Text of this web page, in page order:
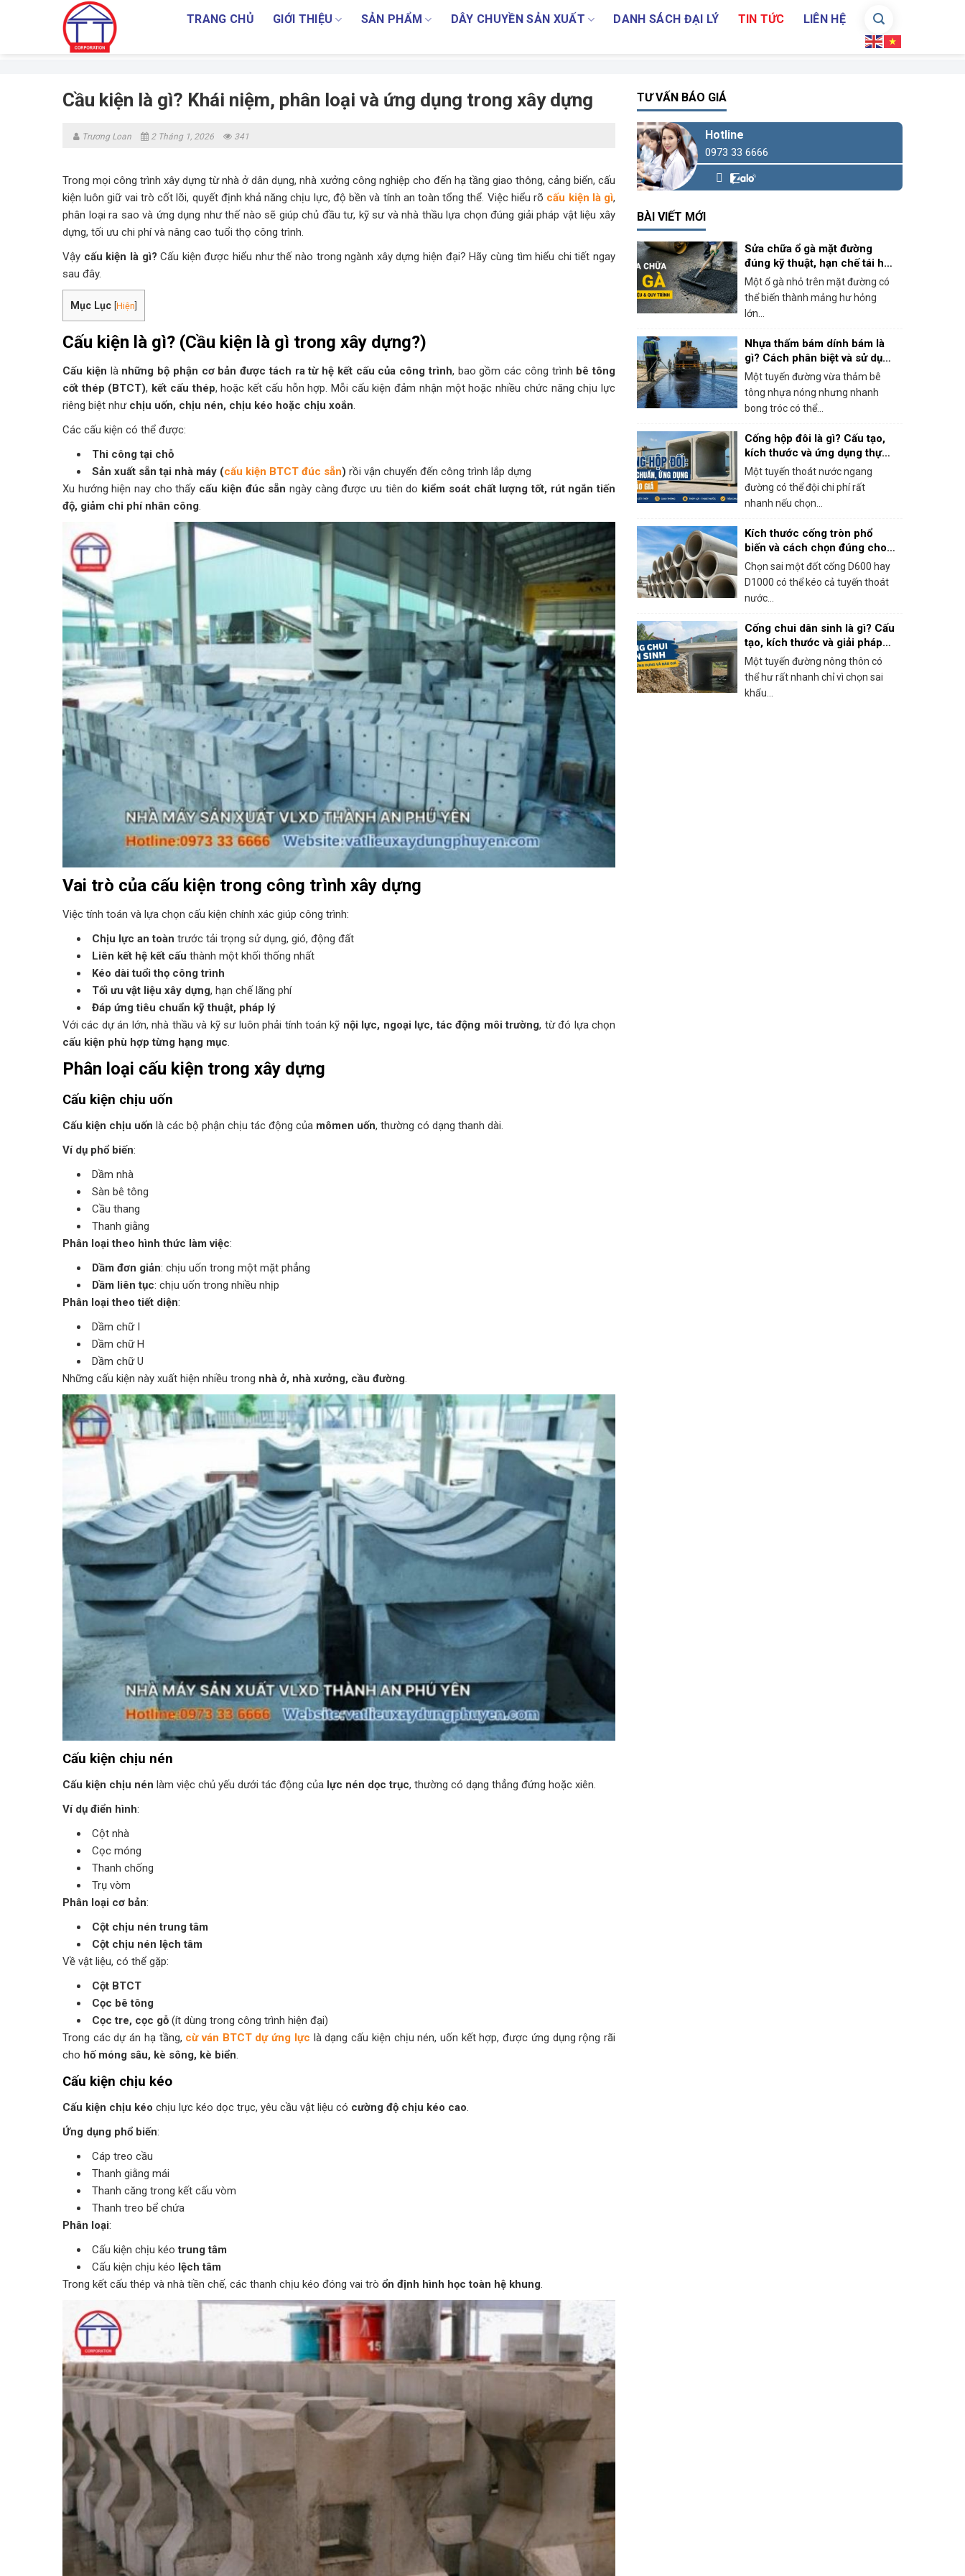
TRANG CHỦ GIỚI THIỆU SẢN PHẨM DÂY CHUYỀN SẢN XUẤT DANH SÁCH ĐẠI LÝ TIN TỨC LIÊN HỆ
Cầu kiện là gì? Khái niệm, phân loại và ứng dụng trong xây dựng
Trương Loan 2 Tháng 1, 2026 341
Trong mọi công trình xây dựng từ nhà ở dân dụng, nhà xưởng công nghiệp cho đến hạ tầng giao thông, cảng biển, cấu
kiện luôn giữ vai trò cốt lõi, quyết định khả năng chịu lực, độ bền và tính an toàn tổng thể. Việc hiểu rõ cấu kiện là gì,
phân loại ra sao và ứng dụng như thế nào sẽ giúp chủ đầu tư, kỹ sư và nhà thầu lựa chọn đúng giải pháp vật liệu xây
dựng, tối ưu chi phí và nâng cao tuổi thọ công trình.
Vậy cấu kiện là gì? Cấu kiện được hiểu như thế nào trong ngành xây dựng hiện đại? Hãy cùng tìm hiểu chi tiết ngay
sau đây.
Mục Lục [Hiện]
Cấu kiện là gì? (Cầu kiện là gì trong xây dựng?)
Cấu kiện là những bộ phận cơ bản được tách ra từ hệ kết cấu của công trình, bao gồm các công trình bê tông
cốt thép (BTCT), kết cấu thép, hoặc kết cấu hỗn hợp. Mỗi cấu kiện đảm nhận một hoặc nhiều chức năng chịu lực
riêng biệt như chịu uốn, chịu nén, chịu kéo hoặc chịu xoắn.
Các cấu kiện có thể được:
Thi công tại chỗ
Sản xuất sẵn tại nhà máy (cấu kiện BTCT đúc sẵn) rồi vận chuyển đến công trình lắp dựng
Xu hướng hiện nay cho thấy cấu kiện đúc sẵn ngày càng được ưu tiên do kiểm soát chất lượng tốt, rút ngắn tiến
độ, giảm chi phí nhân công.
Vai trò của cấu kiện trong công trình xây dựng
Việc tính toán và lựa chọn cấu kiện chính xác giúp công trình:
Chịu lực an toàn trước tải trọng sử dụng, gió, động đất
Liên kết hệ kết cấu thành một khối thống nhất
Kéo dài tuổi thọ công trình
Tối ưu vật liệu xây dựng, hạn chế lãng phí
Đáp ứng tiêu chuẩn kỹ thuật, pháp lý
Với các dự án lớn, nhà thầu và kỹ sư luôn phải tính toán kỹ nội lực, ngoại lực, tác động môi trường, từ đó lựa chọn
cấu kiện phù hợp từng hạng mục.
Phân loại cấu kiện trong xây dựng
Cấu kiện chịu uốn
Cấu kiện chịu uốn là các bộ phận chịu tác động của mômen uốn, thường có dạng thanh dài.
Ví dụ phổ biến:
Dầm nhà
Sàn bê tông
Cầu thang
Thanh giằng
Phân loại theo hình thức làm việc:
Dầm đơn giản: chịu uốn trong một mặt phẳng
Dầm liên tục: chịu uốn trong nhiều nhịp
Phân loại theo tiết diện:
Dầm chữ I
Dầm chữ H
Dầm chữ U
Những cấu kiện này xuất hiện nhiều trong nhà ở, nhà xưởng, cầu đường.
Cấu kiện chịu nén
Cấu kiện chịu nén làm việc chủ yếu dưới tác động của lực nén dọc trục, thường có dạng thẳng đứng hoặc xiên.
Ví dụ điển hình:
Cột nhà
Cọc móng
Thanh chống
Trụ vòm
Phân loại cơ bản:
Cột chịu nén trung tâm
Cột chịu nén lệch tâm
Về vật liệu, có thể gặp:
Cột BTCT
Cọc bê tông
Cọc tre, cọc gỗ(ít dùng trong công trình hiện đại)
Trong các dự án hạ tầng, cừ ván BTCT dự ứng lực là dạng cấu kiện chịu nén, uốn kết hợp, được ứng dụng rộng rãi
cho hố móng sâu, kè sông, kè biển.
Cấu kiện chịu kéo
Cấu kiện chịu kéo chịu lực kéo dọc trục, yêu cầu vật liệu có cường độ chịu kéo cao.
Ứng dụng phổ biến:
Cáp treo cầu
Thanh giằng mái
Thanh căng trong kết cấu vòm
Thanh treo bể chứa
Phân loại:
Cấu kiện chịu kéotrung tâm
Cấu kiện chịu kéo lệch tâm
Trong kết cấu thép và nhà tiền chế, các thanh chịu kéo đóng vai trò ổn định hình học toàn hệ khung.
TƯ VẤN BÁO GIÁ
Hotline
0973 33 6666
BÀI VIẾT MỚI
Sửa chữa ổ gà mặt đường
đúng kỹ thuật, hạn chế tái hư
hỏng
Một ổ gà nhỏ trên mặt đường có
thể biến thành mảng hư hỏng
lớn...
Nhựa thấm bám dính bám là
gì? Cách phân biệt và sử dụng
đúng khi thi công bê tông
nhựa
Một tuyến đường vừa thảm bê
tông nhựa nóng nhưng nhanh
bong tróc có thể...
Cống hộp đôi là gì? Cấu tạo,
kích thước và ứng dụng thực
tế
Một tuyến thoát nước ngang
đường có thể đội chi phí rất
nhanh nếu chọn...
Kích thước cống tròn phổ
biến và cách chọn đúng cho
công trình
Chọn sai một đốt cống D600 hay
D1000 có thể kéo cả tuyến thoát
nước...
Cống chui dân sinh là gì? Cấu
tạo, kích thước và giải pháp
thi công thực tế
Một tuyến đường nông thôn có
thể hư rất nhanh chỉ vì chọn sai
khẩu...